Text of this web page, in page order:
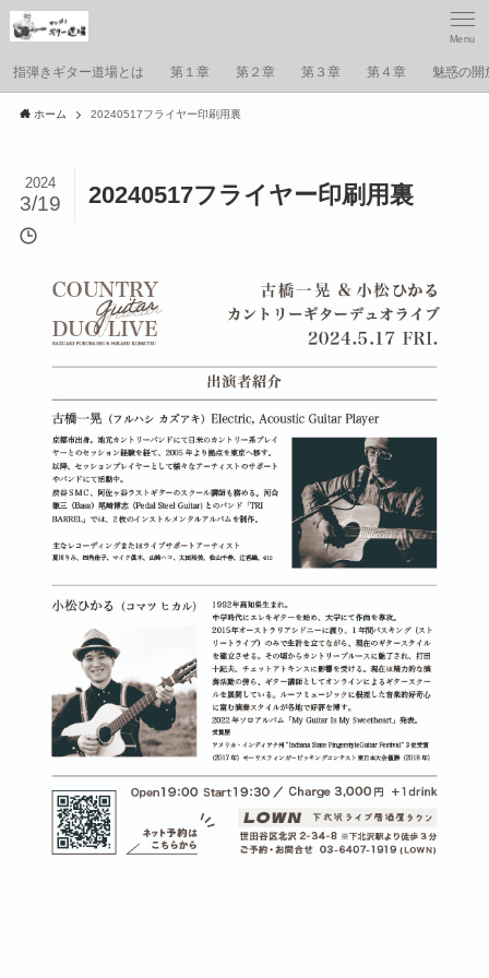
Menu
指弾きギター道場とは 第１章 第２章 第３章 第４章 魅惑の開
ホーム 20240517フライヤー印刷用裏
20240517フライヤー印刷用裏
2024
3/19